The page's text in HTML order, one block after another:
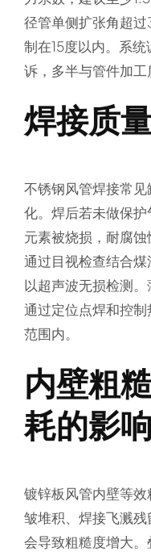
径管单侧扩张角超
制在15度以内。系
诉，多半与管件加工
焊接质
不锈钢风管焊接常
化。焊后若未做保
元素被烧损，耐腐
通过目视检查结合
以超声波无损检测
通过定位点焊和控
范围内。
内壁粗
耗的影响
镀锌板风管内壁等
皱堆积、焊接飞溅
会导致粗糙度增大